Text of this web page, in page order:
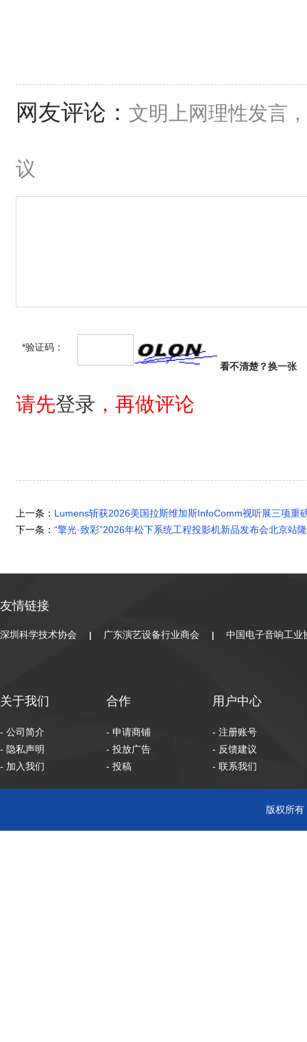
网友评论： 文明上网理性发言
议
*验证码：
看不清楚？换一张
请先登录 ，再做评论
上一条： Lumens斩获2026美国拉斯维加斯InfoComm视听展三项重
下一条： “擎光·致彩”2026年松下系统工程投影机新品发布会北京站
友情链接
深圳科学技术协会 广东演艺设备行业商会 中国电子音响工业
关于我们
- 公司简介
- 隐私声明
- 加入我们
合作
- 申请商铺
- 投放广告
- 投稿
用户中心
- 注册账号
- 反馈建议
- 联系我们
版权所